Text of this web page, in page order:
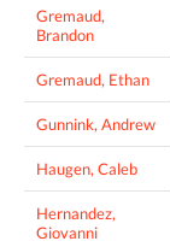
Gremaud,
Brandon
Gremaud, Ethan
Gunnink, Andrew
Haugen, Caleb
Hernandez,
Giovanni